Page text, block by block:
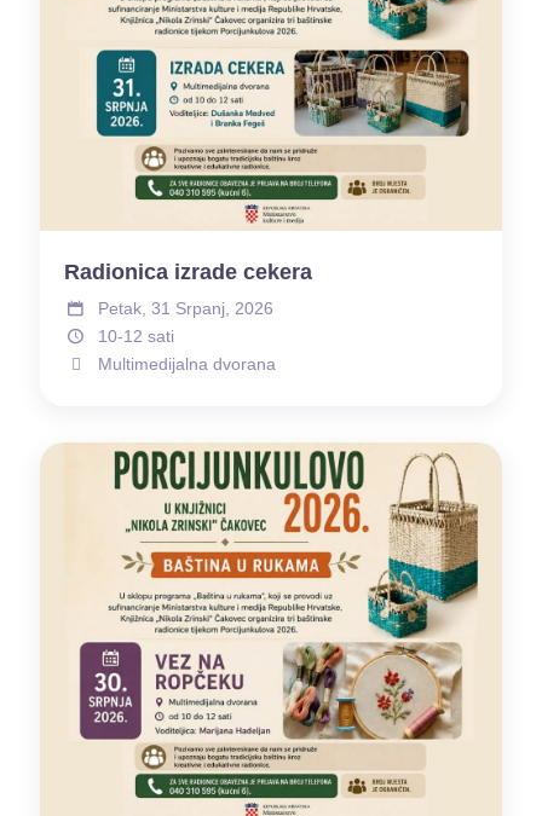
Radionica izrade cekera
Petak, 31 Srpanj, 2026
10-12 sati
Multimedijalna dvorana